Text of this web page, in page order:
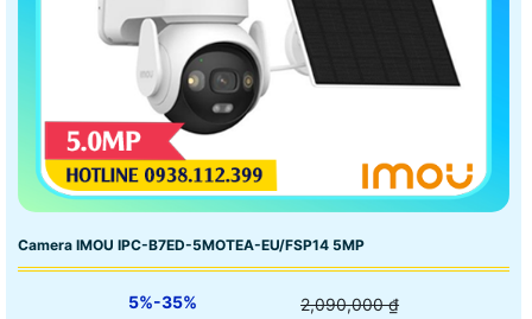
Camera IMOU IPC-B7ED-5MOTEA-EU/FSP14 5MP
5%-35% 2,090,000 ₫